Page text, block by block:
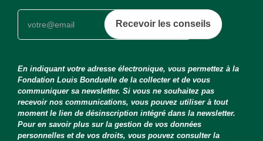
Recevoir les conseils
En indiquant votre adresse électronique, vous permettez à la
Fondation Louis Bonduelle de la collecter et de vous
communiquer sa newsletter. Si vous ne souhaitez pas
recevoir nos communications, vous pouvez utiliser à tout
moment le lien de désinscription intégré dans la newsletter.
Pour en savoir plus sur la gestion de vos données
personnelles et de vos droits, vous pouvez consulter la